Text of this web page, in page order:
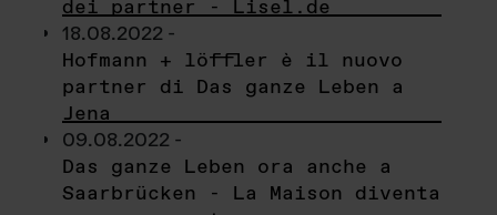
dei partner - Lisel.de
18.08.2022 -
Hofmann + löffler è il nuovo
partner di Das ganze Leben a
Jena
09.08.2022 -
Das ganze Leben ora anche a
Saarbrücken - La Maison diventa